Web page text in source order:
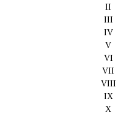
II
III
IV
V
VI
VII
VIII
IX
X